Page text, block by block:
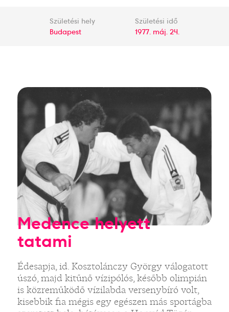
Születési hely
Budapest
Születési idő
1977. máj. 24.
Medence helyett
tatami
Édesapja, id. Kosztolánczy György válogatott
úszó, majd kitűnő vízipólós, később olimpián
is közreműködő vízilabda versenybíró volt,
kisebbik fia mégis egy egészen más sportágba